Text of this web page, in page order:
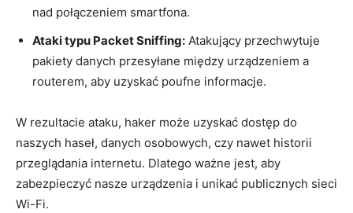
nad połączeniem smartfona.
Ataki typu Packet Sniffing: Atakujący przechwytuje
pakiety danych przesyłane między urządzeniem a
routerem, aby uzyskać poufne informacje.
W rezultacie ataku, haker może uzyskać dostęp do
naszych haseł, danych osobowych, czy nawet historii
przeglądania internetu. Dlatego ważne jest, aby
zabezpieczyć nasze urządzenia i unikać publicznych sieci
Wi-Fi.